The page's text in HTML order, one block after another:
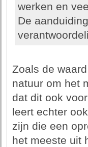
werken en
De
Zoals de
natuur om het
dat dit ook
leert echter
zijn die een
het meeste uit